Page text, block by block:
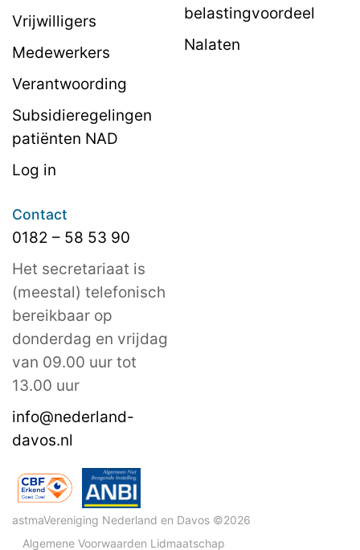
Vrijwilligers
Medewerkers
Verantwoording
Subsidieregelingen
patiënten NAD
Log in
belastingvoordeel
Nalaten
Contact
0182 – 58 53 90
Het secretariaat is
(meestal) telefonisch
bereikbaar op
donderdag en vrijdag
van 09.00 uur tot
13.00 uur
info@nederland-
davos.nl
astmaVereniging Nederland en Davos ©2026
Algemene Voorwaarden Lidmaatschap